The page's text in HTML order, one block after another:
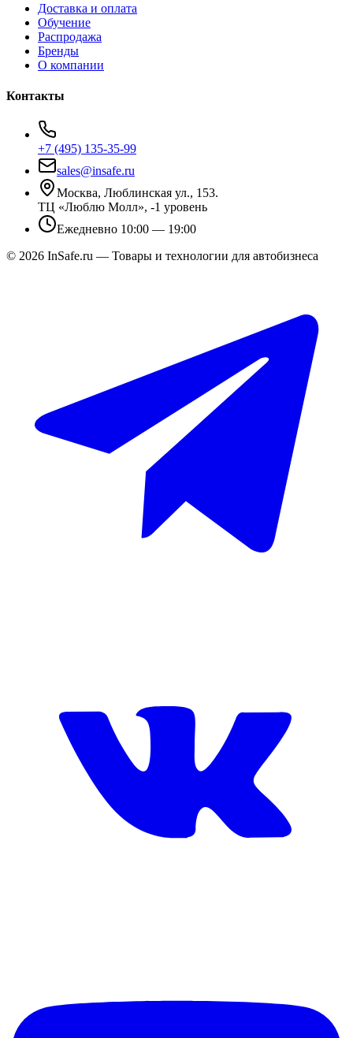
Доставка и оплата
Обучение
Распродажа
Бренды
О компании
Контакты
+7 (495) 135-35-99
sales@insafe.ru
Москва, Люблинская ул., 153.
ТЦ «Люблю Молл», -1 уровень
Ежедневно 10:00 — 19:00
© 2026 InSafe.ru — Товары и технологии для автобизнеса